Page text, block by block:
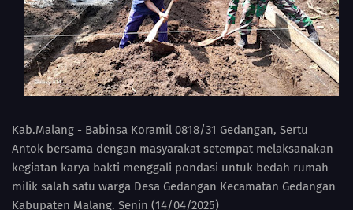
Kab.Malang - Babinsa Koramil 0818/31 Gedangan, Sertu
Antok bersama dengan masyarakat setempat melaksanakan
kegiatan karya bakti menggali pondasi untuk bedah rumah
milik salah satu warga Desa Gedangan Kecamatan Gedangan
Kabupaten Malang. Senin (14/04/2025)